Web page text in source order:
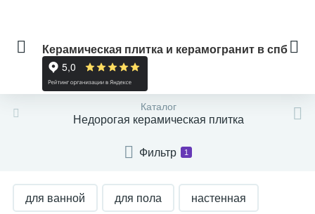
Керамическая плитка и керамогранит в спб
Каталог
Недорогая керамическая плитка
Фильтр 1
для ванной для пола настенная